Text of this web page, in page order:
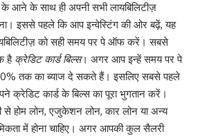
आने के साथ ही अपनी सभी लायबिलिटीज़
इससे पहले कि आप इन्वेस्टिंग की ओर बढ़ें, यह
को सही समय पर पे ऑफ करें। सबसे
है क्रेडिट कार्ड बिल्स। अगर आप इन्हें समय पर पे
तक का ब्याज दे सकते हैं। इसलिए सबसे पहले
कार्ड के बिल्स का पूरा भुगतान करें।
होम लोन, एजुकेशन लोन, कार लोन या अन्य
में होना चाहिए। अगर आपकी कुल सैलरी